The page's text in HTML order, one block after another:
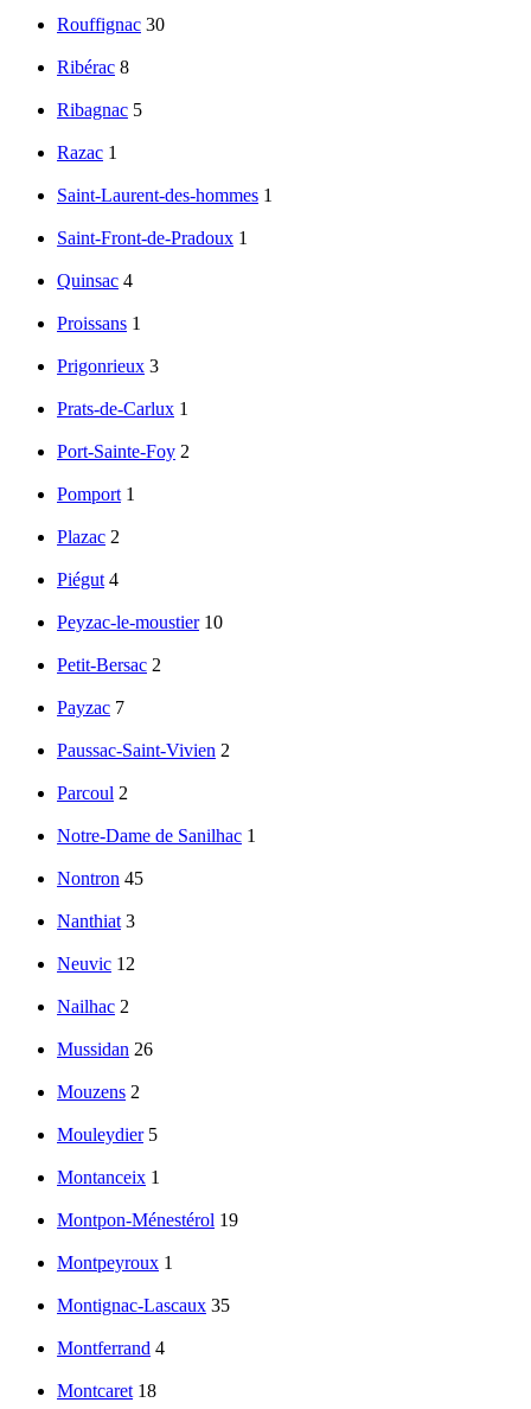
Rouffignac 30
Ribérac 8
Ribagnac 5
Razac 1
Saint-Laurent-des-hommes 1
Saint-Front-de-Pradoux 1
Quinsac 4
Proissans 1
Prigonrieux 3
Prats-de-Carlux 1
Port-Sainte-Foy 2
Pomport 1
Plazac 2
Piégut 4
Peyzac-le-moustier 10
Petit-Bersac 2
Payzac 7
Paussac-Saint-Vivien 2
Parcoul 2
Notre-Dame de Sanilhac 1
Nontron 45
Nanthiat 3
Neuvic 12
Nailhac 2
Mussidan 26
Mouzens 2
Mouleydier 5
Montanceix 1
Montpon-Ménestérol 19
Montpeyroux 1
Montignac-Lascaux 35
Montferrand 4
Montcaret 18